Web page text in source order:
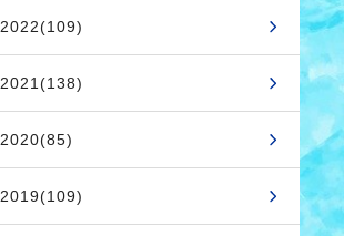
2022(109)
2021(138)
2020(85)
2019(109)